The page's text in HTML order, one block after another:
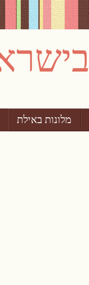
מלונות באילת